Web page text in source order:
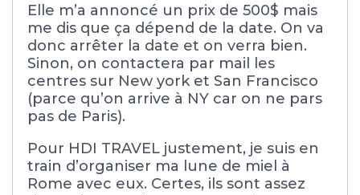
Elle m’a annoncé un prix de 500$ mais
me dis que ça dépend de la date. On va
donc arrêter la date et on verra bien.
Sinon, on contactera par mail les
centres sur New york et San Francisco
(parce qu’on arrive à NY car on ne pars
pas de Paris).
Pour HDI TRAVEL justement, je suis en
train d’organiser ma lune de miel à
Rome avec eux. Certes, ils sont assez